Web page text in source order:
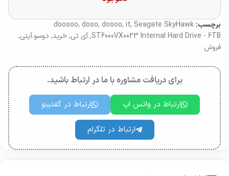
برچسب: doosoo, doso, dosoo, it, Seagate SkyHawk
ST6000VX0023 Internal Hard Drive - 6TB
,آی تی,خرید, دوسو.آیتی,
فروش
برای دریافت مشاوره با ما در ارتباط باشید.
ارتباط در واتس اپ ارتباط در گفتینو
ارتباط در تلگرام